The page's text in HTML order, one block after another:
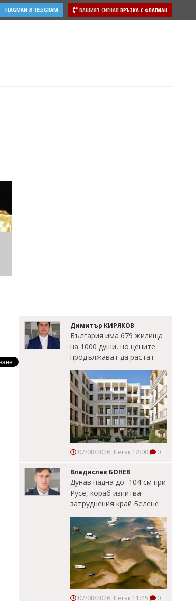
ВАШИЯТ СИГНАЛ ВРЪЗКА С ФЛАГМАН
FLAGMAN В TELEGRAM
Димитър КИРЯКОВ
България има 679 жилища
на 1000 души, но цените
продължават да растат
07/08/2026, Петък 12:00 0
Владислав БОНЕВ
Дунав падна до -104 см при
Русе, кораб изпитва
затруднения край Белене
07/08/2026, Петък 11:45 0